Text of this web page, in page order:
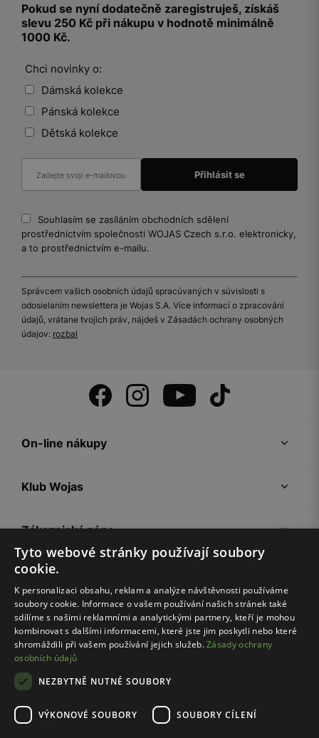
Pokud se nyní dodatečně zaregistruješ, získáš
slevu 250 Kč při nákupu v hodnotě minimálně
1000 Kč.
Chci novinky o:
Dámská kolekce
Pánská kolekce
Dětská kolekce
Souhlasím se zasíláním obchodních sdělení
prostřednictvím společnosti WOJAS Czech s.r.o. elektronicky,
a to prostřednictvím e-mailu.
Správcem vašich osobních údajů spracúvaných v súvislosti s
odosielaním newslettera je Wojas S.A. Více informací o zpracování
údajů, vrátane tvojich práv, nájdeš v Zásadách ochrany osobných
údajov: rozbal
On-line nákupy
Klub Wojas
Zákaznická zóna
Společnost Wojas
Rady
Tyto webové stránky používají soubory
cookie.
K personalizaci obsahu, reklam a analýze návštěvnosti používáme
soubory cookie. Informace o vašem používání našich stránek také
sdílíme s našimi reklamními a analytickými partnery, kteří je mohou
kombinovat s dalšími informacemi, které jste jim poskytli nebo které
shromáždili při vašem používání jejich služeb.Zásady ochrany
osobních údajů
NEZBYTNĚ NUTNÉ SOUBORY
VÝKONOVÉ SOUBORY SOUBORY CÍLENÍ